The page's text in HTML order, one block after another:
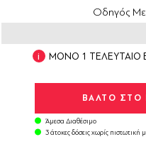
Οδηγός
ΜΟΝΟ 1 ΤΕΛΕΥΤΑΙΟ
Άμεσα Διαθέσιμο
3 άτοκες δόσεις χωρίς πιστωτική